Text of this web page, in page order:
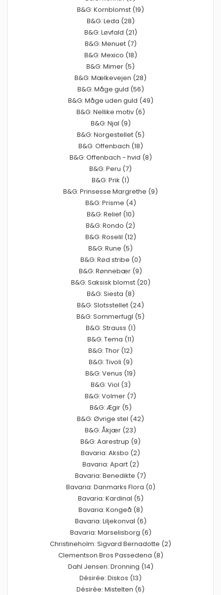
B&G: Kornblomst (19)
B&G: Leda (28)
B&G: Løvfald (21)
B&G: Menuet (7)
B&G: Mexico (18)
B&G: Mimer (5)
B&G: Mælkevejen (28)
B&G: Måge guld (56)
B&G: Måge uden guld (49)
B&G: Nellike motiv (6)
B&G: Njal (9)
B&G: Norgestellet (5)
B&G: Offenbach (18)
B&G: Offenbach - hvid (8)
B&G: Peru (7)
B&G: Prik (1)
B&G: Prinsesse Margrethe (9)
B&G: Prisme (4)
B&G: Relief (10)
B&G: Rondo (2)
B&G: Roselil (12)
B&G: Rune (5)
B&G: Rød stribe (0)
B&G: Rønnebær (9)
B&G: Saksisk blomst (20)
B&G: Siesta (8)
B&G: Slotsstellet (24)
B&G: Sommerfugl (5)
B&G: Strauss (1)
B&G: Tema (11)
B&G: Thor (12)
B&G: Tivoli (9)
B&G: Venus (19)
B&G: Viol (3)
B&G: Volmer (7)
B&G: Ægir (5)
B&G: Øvrige stel (42)
B&G: Åkjær (23)
B&G: Aarestrup (9)
Bavaria: Aksbo (2)
Bavaria: Apart (2)
Bavaria: Benedikte (7)
Bavaria: Danmarks Flora (0)
Bavaria: Kardinal (5)
Bavaria: Kongeå (8)
Bavaria: Liljekonval (6)
Bavaria: Marselisborg (6)
Christineholm: Sigvard Bernadotte (2)
Clementson Bros Passedena (8)
Dahl Jensen: Dronning (14)
Désirée: Diskos (13)
Désirée: Mistelten (6)